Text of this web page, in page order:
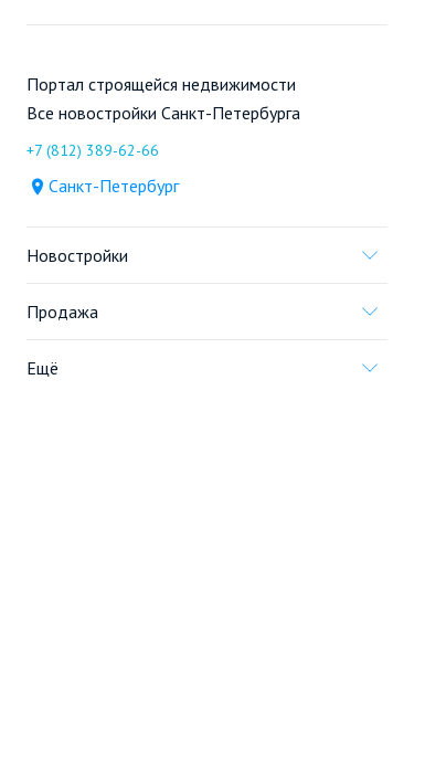
Портал строящейся недвижимости
Все новостройки Санкт-Петербурга
+7 (812) 389-62-66
Санкт-Петербург
Новостройки
Продажа
Ещё